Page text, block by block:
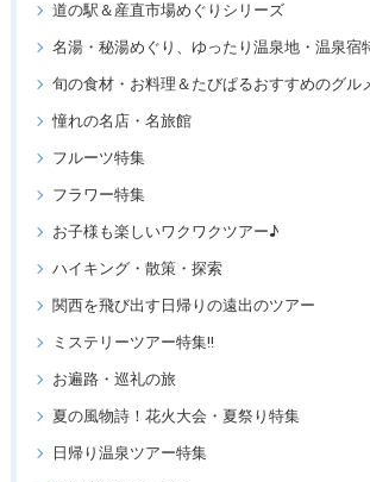
道の駅＆産直市場めぐりシリーズ
名湯・秘湯めぐり、ゆったり温泉地・温泉宿
旬の食材・お料理＆たびぱるおすすめのグル
憧れの名店・名旅館
フルーツ特集
フラワー特集
お子様も楽しいワクワクツアー♪
ハイキング・散策・探索
関西を飛び出す日帰りの遠出のツアー
ミステリーツアー特集!!
お遍路・巡礼の旅
夏の風物詩！花火大会・夏祭り特集
日帰り温泉ツアー特集